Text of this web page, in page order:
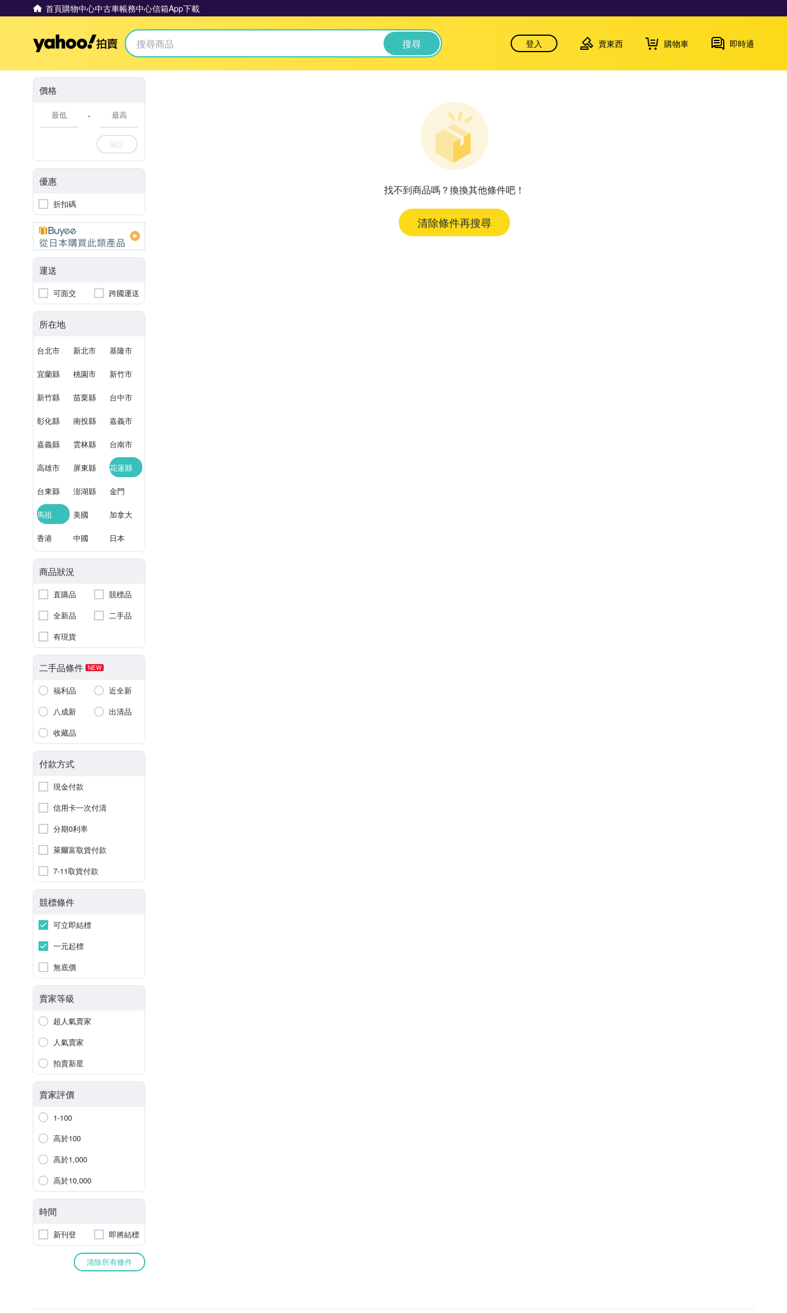
首頁購物中心中古車帳務中心信箱App下載
Yahoo拍賣 搜尋 登入 賣東西 購物車 即時通
價格
-
確定
優惠
折扣碼
運送
可面交 跨國運送
所在地
台北市 新北市 基隆市
宜蘭縣 桃園市 新竹市
新竹縣 苗栗縣 台中市
彰化縣 南投縣 嘉義市
嘉義縣 雲林縣 台南市
高雄市 屏東縣 花蓮縣
台東縣 澎湖縣 金門
馬祖 美國 加拿大
香港 中國 日本
商品狀況
直購品
競標品
全新品
二手品
有現貨
二手品條件 NEW
福利品
近全新
八成新
出清品
收藏品
付款方式
現金付款
信用卡一次付清
分期0利率
萊爾富取貨付款
7-11取貨付款
競標條件
可立即結標
一元起標
無底價
賣家等級
超人氣賣家
人氣賣家
拍賣新星
賣家評價
1-100
高於100
高於1,000
高於10,000
時間
新刊登 即將結標
清除所有條件
找不到商品嗎？換換其他條件吧！
清除條件再搜尋